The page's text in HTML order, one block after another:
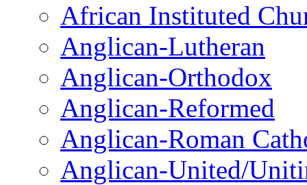
African Instituted
Anglican-Lutheran
Anglican-Orthodox
Anglican-Reformed
Anglican-Roman
Anglican-United/